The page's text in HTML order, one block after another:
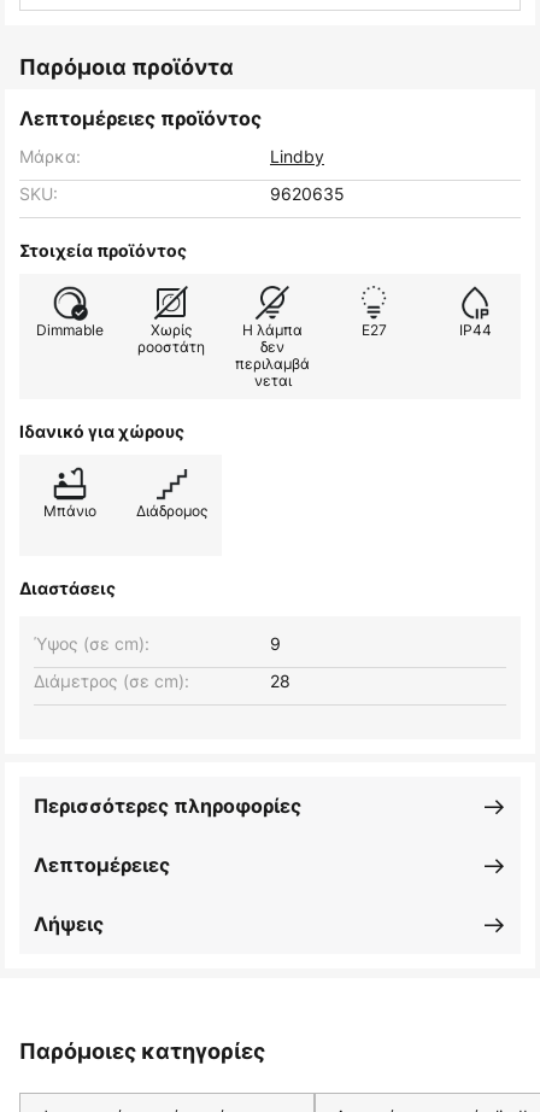
Παρόμοια προϊόντα
Λεπτομέρειες προϊόντος
Μάρκα:
Lindby
SKU:
9620635
Στοιχεία προϊόντος
Dimmable
Χωρίς
ροοστάτη
Η λάμπα
δεν
περιλαμβά
νεται
E27 IP44
Ιδανικό για χώρους
Μπάνιο Διάδρομος
Διαστάσεις
Ύψος (σε cm):
9
Διάμετρος (σε cm):
28
Λεπτομέρειες
Περισσότερες πληροφορίες
Λήψεις
Παρόμοιες κατηγορίες